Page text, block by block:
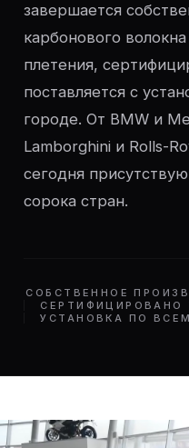
завершается
карбонового
плетения,
поставляется с
городе. От BMW и
Lamborghini и Rolls-
сегодня
сорока стран.
СОБСТВЕННОЕ
СЕРТИФИЦИРОВАНО
УСТАНОВКА ПО